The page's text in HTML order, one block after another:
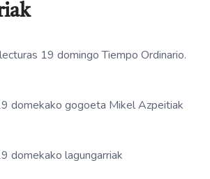
19 domingo Tiempo Ordinario.
domekako gogoeta Mikel Azpeitiak
domekako lagungarriak